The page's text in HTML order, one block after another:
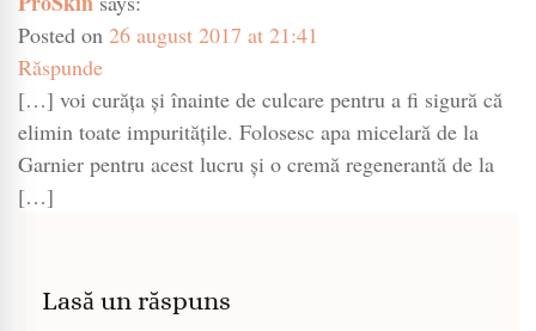
Posted on 26 august 2017 at 21:41
Răspunde
[…] voi curăța și înainte de culcare pentru a fi sigură că
elimin toate impuritățile. Folosesc apa micelară de la
Garnier pentru acest lucru și o cremă regenerantă de la
[…]
Lasă un răspuns